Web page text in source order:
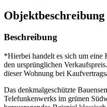
Objekt­beschreibung
Beschreibung
*Hierbei handelt es sich um eine
den ursprünglichen
dieser Wohnung bei
Das denkmalgeschützte
Telefunkenwerks im grünen